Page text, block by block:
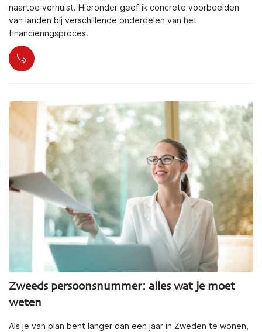
naartoe verhuist. Hieronder geef ik concrete voorbeelden
van landen bij verschillende onderdelen van het
financieringsproces.
Zweeds persoonsnummer: alles wat je moet
weten
Als je van plan bent langer dan een jaar in Zweden te wonen,